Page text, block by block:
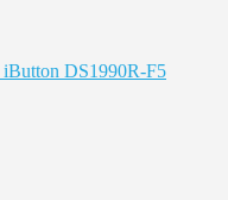
DS1990R-F5